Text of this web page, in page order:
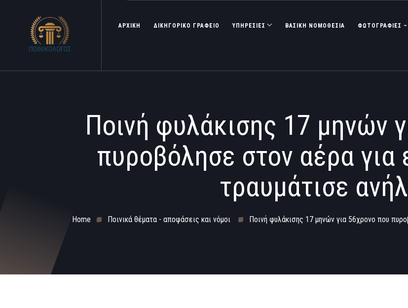
ΑΡΧΙΚΗ ΔΙΚΗΓΟΡΙΚΟ ΓΡΑΦΕΙΟ ΥΠΗΡΕΣΙΕΣ ΒΑΣΙΚΉ ΝΟΜΟΘΕΣΊΑ ΦΩΤΟΓΡΑΦΊΕΣ
Ποινή φυλάκισης 17 μηνών
πυροβόλησε στον αέρα για
τραυμάτισε
Home Ποινικά θέματα - αποφάσεις και νόμοι Ποινή φυλάκισης 17 μηνών για 56χρονο που